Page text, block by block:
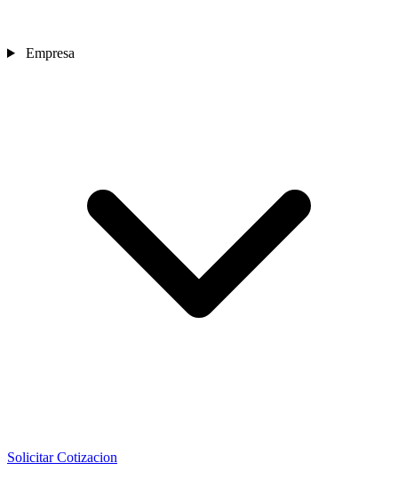
Empresa
Solicitar Cotizacion